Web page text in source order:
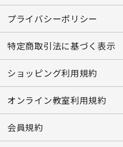
プライバシーポリシー
特定商取引法に基づく表示
ショッピング利用規約
オンライン教室利用規約
会員規約